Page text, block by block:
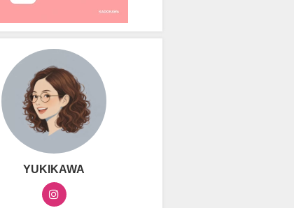
YUKIKAWA